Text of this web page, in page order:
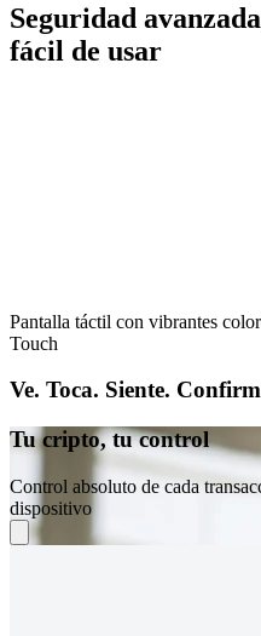
Seguridad
fácil de usar
Pantalla táctil con vibrantes
Touch
Ve. Toca. Siente.
Tu cripto, tu control
Control absoluto de cada
dispositivo